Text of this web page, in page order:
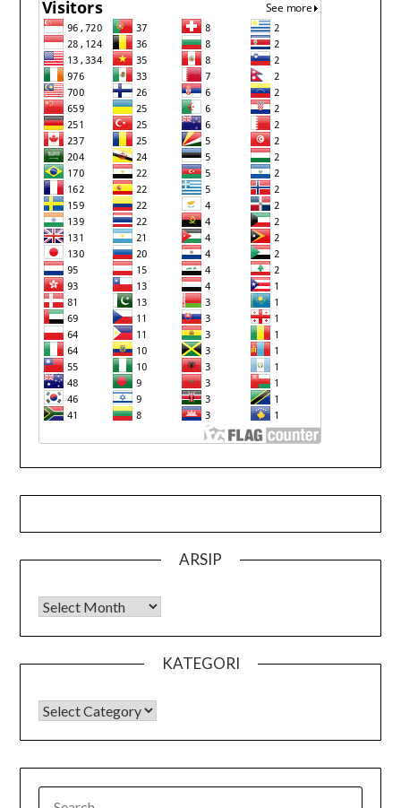
ARSIP
Arsip
KATEGORI
KATEGORI